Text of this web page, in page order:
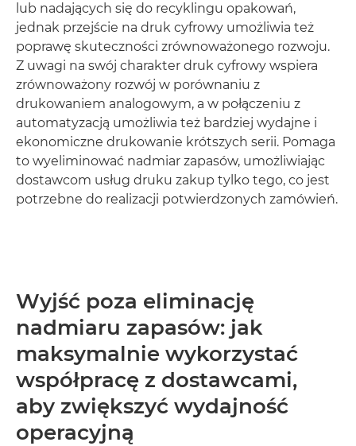
lub nadających się do recyklingu opakowań,
jednak przejście na druk cyfrowy umożliwia też
poprawę skuteczności zrównoważonego rozwoju.
Z uwagi na swój charakter druk cyfrowy wspiera
zrównoważony rozwój w porównaniu z
drukowaniem analogowym, a w połączeniu z
automatyzacją umożliwia też bardziej wydajne i
ekonomiczne drukowanie krótszych serii. Pomaga
to wyeliminować nadmiar zapasów, umożliwiając
dostawcom usług druku zakup tylko tego, co jest
potrzebne do realizacji potwierdzonych zamówień.
Wyjść poza eliminację
nadmiaru zapasów: jak
maksymalnie wykorzystać
współpracę z dostawcami,
aby zwiększyć wydajność
operacyjną